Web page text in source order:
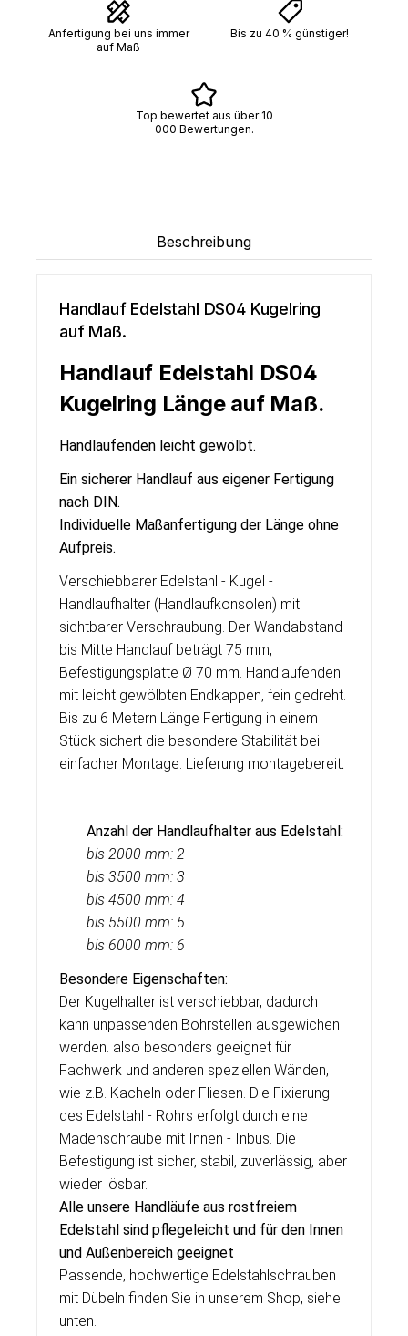
Anfertigung bei uns immer
auf Maß
Bis zu 40 % günstiger!
Top bewertet aus über 10
000 Bewertungen.
Beschreibung
Handlauf Edelstahl DS04 Kugelring
auf Maß.
Handlauf Edelstahl DS04
Kugelring Länge auf Maß.
Handlaufenden leicht gewölbt.
Ein sicherer Handlauf aus eigener Fertigung
nach DIN.
Individuelle Maßanfertigung der Länge ohne
Aufpreis.
Verschiebbarer Edelstahl - Kugel -
Handlaufhalter (Handlaufkonsolen) mit
sichtbarer Verschraubung. Der Wandabstand
bis Mitte Handlauf beträgt 75 mm,
Befestigungsplatte Ø 70 mm. Handlaufenden
mit leicht gewölbten Endkappen, fein gedreht.
Bis zu 6 Metern Länge Fertigung in einem
Stück sichert die besondere Stabilität bei
einfacher Montage. Lieferung montagebereit.
Anzahl der Handlaufhalter aus Edelstahl:
bis 2000 mm: 2
bis 3500 mm: 3
bis 4500 mm: 4
bis 5500 mm: 5
bis 6000 mm: 6
Besondere Eigenschaften:
Der Kugelhalter ist verschiebbar, dadurch
kann unpassenden Bohrstellen ausgewichen
werden. also besonders geeignet für
Fachwerk und anderen speziellen Wänden,
wie z.B. Kacheln oder Fliesen. Die Fixierung
des Edelstahl - Rohrs erfolgt durch eine
Madenschraube mit Innen - Inbus. Die
Befestigung ist sicher, stabil, zuverlässig, aber
wieder lösbar.
Alle unsere Handläufe aus rostfreiem
Edelstahl sind pflegeleicht und für den Innen
und Außenbereich geeignet
Passende, hochwertige Edelstahlschrauben
mit Dübeln finden Sie in unserem Shop, siehe
unten.